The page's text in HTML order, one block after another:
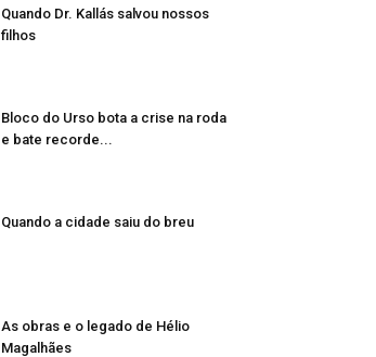
Quando Dr. Kallás salvou nossos
filhos
Bloco do Urso bota a crise na roda
e bate recorde...
Quando a cidade saiu do breu
As obras e o legado de Hélio
Magalhães